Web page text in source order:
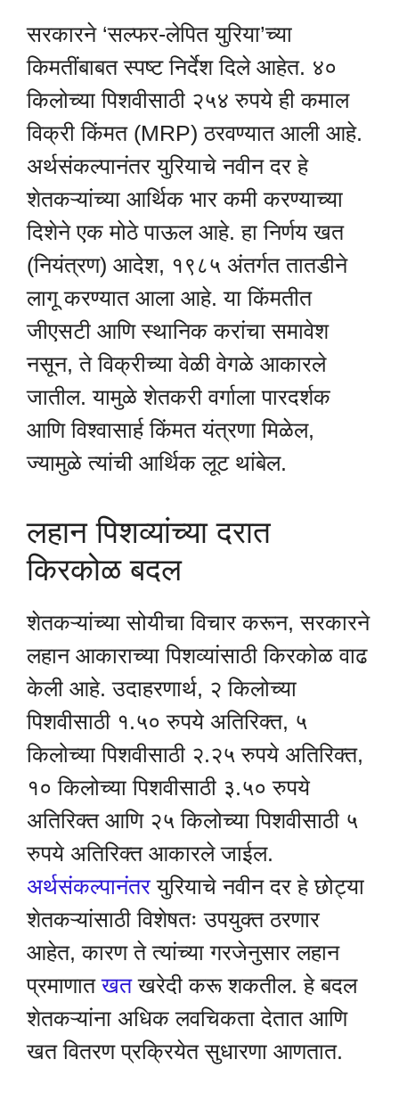
सरकारने ‘सल्फर-लेपित युरिया’च्या
किमतींबाबत स्पष्ट निर्देश दिले आहेत. ४०
किलोच्या पिशवीसाठी २५४ रुपये ही कमाल
विक्री किंमत (MRP) ठरवण्यात आली आहे.
अर्थसंकल्पानंतर युरियाचे नवीन दर हे
शेतकऱ्यांच्या आर्थिक भार कमी करण्याच्या
दिशेने एक मोठे पाऊल आहे. हा निर्णय खत
(नियंत्रण) आदेश, १९८५ अंतर्गत तातडीने
लागू करण्यात आला आहे. या किंमतीत
जीएसटी आणि स्थानिक करांचा समावेश
नसून, ते विक्रीच्या वेळी वेगळे आकारले
जातील. यामुळे शेतकरी वर्गाला पारदर्शक
आणि विश्वासार्ह किंमत यंत्रणा मिळेल,
ज्यामुळे त्यांची आर्थिक लूट थांबेल.
लहान पिशव्यांच्या दरात
किरकोळ बदल
शेतकऱ्यांच्या सोयीचा विचार करून, सरकारने
लहान आकाराच्या पिशव्यांसाठी किरकोळ वाढ
केली आहे. उदाहरणार्थ, २ किलोच्या
पिशवीसाठी १.५० रुपये अतिरिक्त, ५
किलोच्या पिशवीसाठी २.२५ रुपये अतिरिक्त,
१० किलोच्या पिशवीसाठी ३.५० रुपये
अतिरिक्त आणि २५ किलोच्या पिशवीसाठी ५
रुपये अतिरिक्त आकारले जाईल.
अर्थसंकल्पानंतरयुरियाचे नवीन दर हे छोट्या
शेतकऱ्यांसाठी विशेषतः उपयुक्त ठरणार
आहेत, कारण ते त्यांच्या गरजेनुसार लहान
प्रमाणातखतखरेदी करू शकतील. हे बदल
शेतकऱ्यांना अधिक लवचिकता देतात आणि
खत वितरण प्रक्रियेत सुधारणा आणतात.